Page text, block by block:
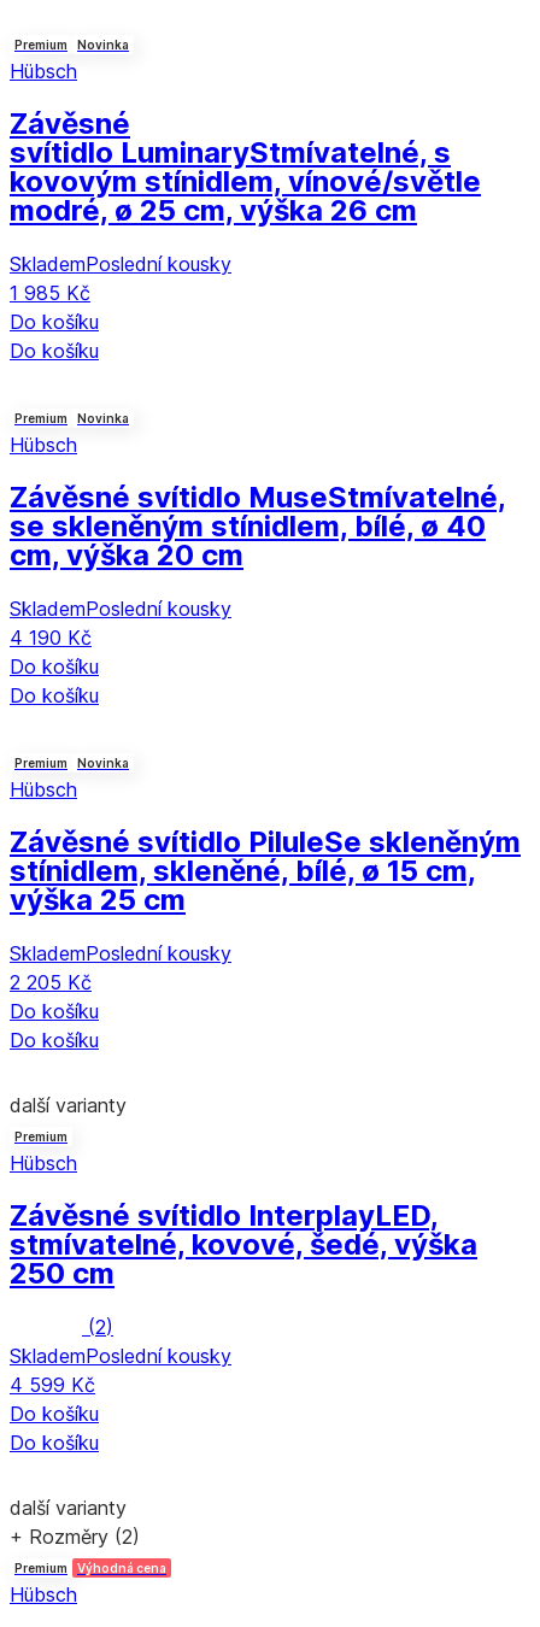
Premium Novinka
Hübsch
Závěsné
svítidlo LuminaryStmívatelné, s
kovovým stínidlem, vínové/světle
modré, ø 25 cm, výška 26 cm
SklademPoslední kousky
1 985 Kč
Do košíku
Do košíku
Premium Novinka
Hübsch
Závěsné svítidlo MuseStmívatelné,
se skleněným stínidlem, bílé, ø 40
cm, výška 20 cm
SklademPoslední kousky
4 190 Kč
Do košíku
Do košíku
Premium Novinka
Hübsch
Závěsné svítidlo PiluleSe skleněným
stínidlem, skleněné, bílé, ø 15 cm,
výška 25 cm
SklademPoslední kousky
2 205 Kč
Do košíku
Do košíku
další varianty
Premium
Hübsch
Závěsné svítidlo InterplayLED,
stmívatelné, kovové, šedé, výška
250 cm
(2)
SklademPoslední kousky
4 599 Kč
Do košíku
Do košíku
další varianty
+ Rozměry (2)
Premium Výhodná cena
Hübsch